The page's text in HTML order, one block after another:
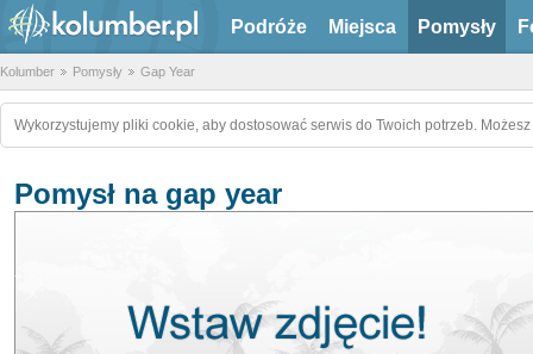
Podróże Miejsca Pomysły
Kolumber Pomysły Gap Year
Wykorzystujemy pliki cookie, aby dostosować serwis do Twoich potrzeb.
Pomysł na gap year